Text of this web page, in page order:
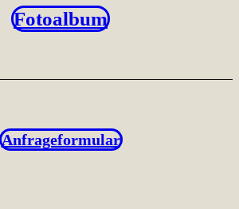
Fotoalbum
Anfrageformular